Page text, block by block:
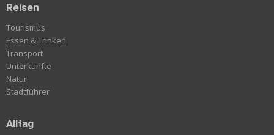
Reisen
Tourismus
Essen & Trinken
Transport
Unterkünfte
Natur
Stadtführer
Alltag